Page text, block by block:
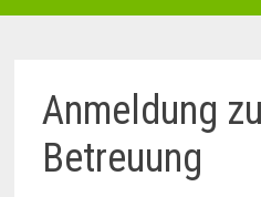
Anmeldung
Betreuung